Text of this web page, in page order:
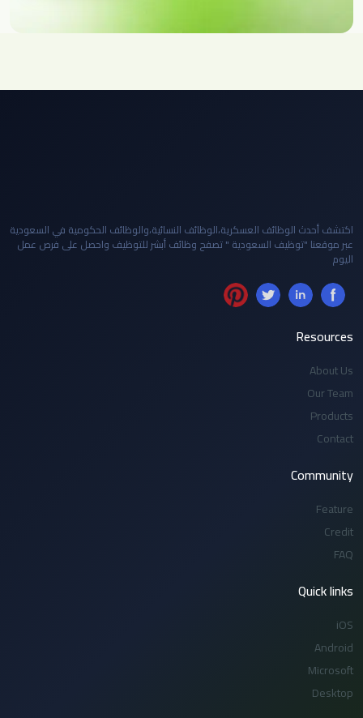
اكتشف أحدث الوظائف العسكرية،الوظائف النسائية،والوظائف الحكومية في السعودية
عبر موقعنا "توظيف السعودية " تصفح وظائف أبشر للتوظيف واحصل على فرص عمل
اليوم
Resources
About Us
Our Team
Products
Contact
Community
Feature
Credit
FAQ
Quick links
iOS
Android
Microsoft
Desktop